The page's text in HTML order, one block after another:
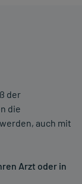
der
die
auch mit
Arzt oder in